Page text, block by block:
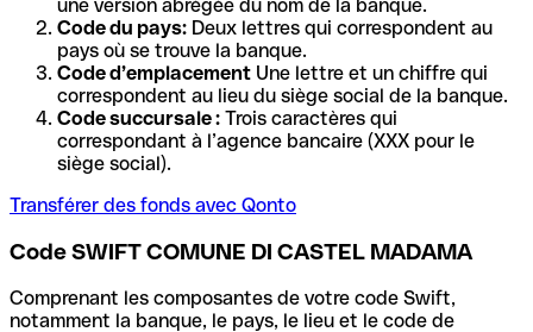
une version abrégée du nom de la banque.
Code du pays: Deux lettres qui correspondent au
pays où se trouve la banque.
Code d’emplacement Une lettre et un chiffre qui
correspondent au lieu du siège social de la banque.
Code succursale : Trois caractères qui
correspondant à l’agence bancaire (XXX pour le
siège social).
Transférer des fonds avec Qonto
Code SWIFT COMUNE DI CASTEL MADAMA
Comprenant les composantes de votre code Swift,
notamment la banque, le pays, le lieu et le code de